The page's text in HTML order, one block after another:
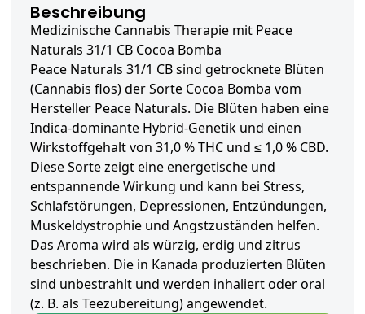
Beschreibung
Medizinische Cannabis Therapie mit Peace
Naturals 31/1 CB Cocoa Bomba
Peace Naturals 31/1 CB sind getrocknete Blüten
(Cannabis flos) der Sorte Cocoa Bomba vom
Hersteller Peace Naturals. Die Blüten haben eine
Indica-dominante Hybrid-Genetik und einen
Wirkstoffgehalt von 31,0 % THC und ≤ 1,0 % CBD.
Diese Sorte zeigt eine energetische und
entspannende Wirkung und kann bei Stress,
Schlafstörungen, Depressionen, Entzündungen,
Muskeldystrophie und Angstzuständen helfen.
Das Aroma wird als würzig, erdig und zitrus
beschrieben. Die in Kanada produzierten Blüten
sind unbestrahlt und werden inhaliert oder oral
(z. B. als Teezubereitung) angewendet.